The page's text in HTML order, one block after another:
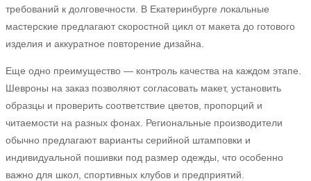
требований к долговечности. В Екатеринбурге локальные
мастерские предлагают скоростной цикл от макета до готового
изделия и аккуратное повторение дизайна.
Еще одно преимущество — контроль качества на каждом этапе.
Шевроны на заказ позволяют согласовать макет, установить
образцы и проверить соответствие цветов, пропорций и
читаемости на разных фонах. Региональные производители
обычно предлагают варианты серийной штамповки и
индивидуальной пошивки под размер одежды, что особенно
важно для школ, спортивных клубов и предприятий.